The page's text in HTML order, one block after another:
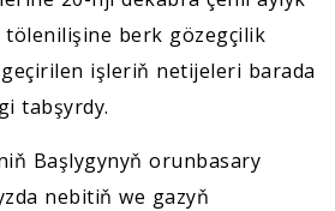
berk gözegçilik
işleriň netijeleri barada
tabşyrdy.
Başlygynyň orunbasary
nebitiň we gazyň